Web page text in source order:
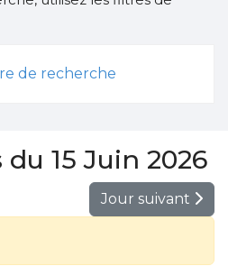
de recherche
15 Juin 2026
Jour suivant